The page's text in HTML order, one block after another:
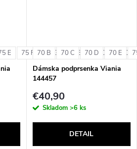
E 75 F 75 G 80 B 80 C 80 D
70 B 70 C 70 D 70 E
Dámska podprsenka Viania
144457
€40,90
Skladom >6 ks
DETAIL